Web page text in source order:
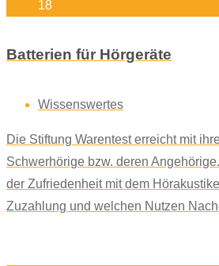
18
Batterien für Hörgeräte
Wissenswertes
Die Stiftung Warentest erreicht mit
Schwerhörige bzw. deren
der Zufriedenheit mit dem
Zuzahlung und welchen Nutzen